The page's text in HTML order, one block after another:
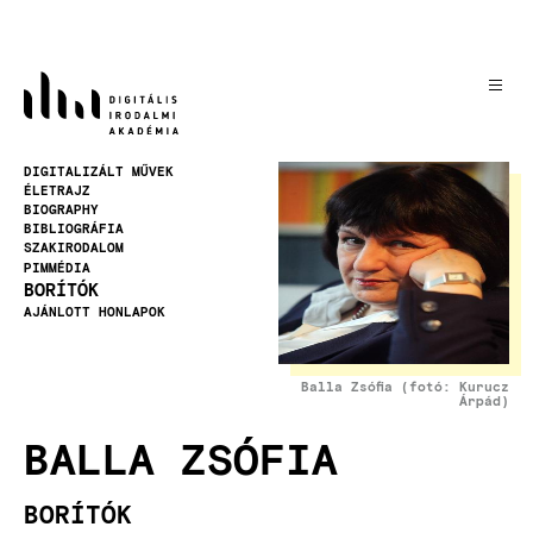
Kép
Balla Zsófia (fotó: Kurucz
Árpád)
DIGITALIZÁLT MŰVEK
ÉLETRAJZ
BIOGRAPHY
BIBLIOGRÁFIA
SZAKIRODALOM
PIMMÉDIA
BORÍTÓK
AJÁNLOTT HONLAPOK
BALLA ZSÓFIA
BORÍTÓK